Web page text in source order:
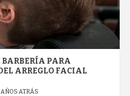
BARBERÍA PARA
ARREGLO FACIAL
AÑOS ATRÁS